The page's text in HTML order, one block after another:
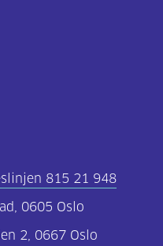
815 21 948
0605 Oslo
2, 0667 Oslo